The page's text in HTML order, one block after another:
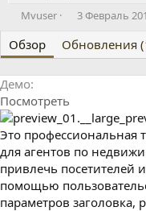
А
т
о
р
Mvuser
Д
т
а
с
а
и
я
3 Февраль
Обзор Обновления
Демо
Посмотреть
Это профессиональная
для агентов по
привлечь посетителей
помощью
параметров